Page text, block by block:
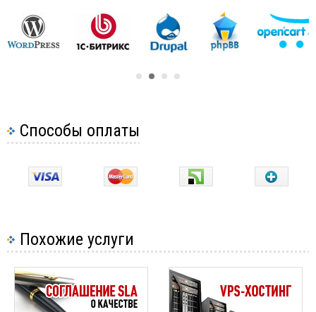
Способы оплаты
Похожие услуги